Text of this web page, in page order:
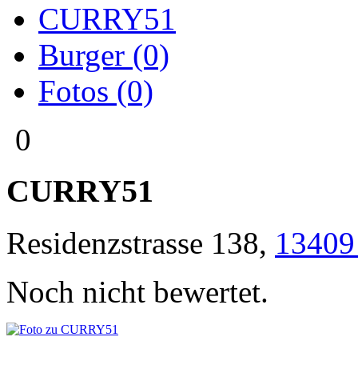
CURRY51
Burger (0)
Fotos (0)
0
CURRY51
Residenzstrasse 138, 13409
Noch nicht bewertet.